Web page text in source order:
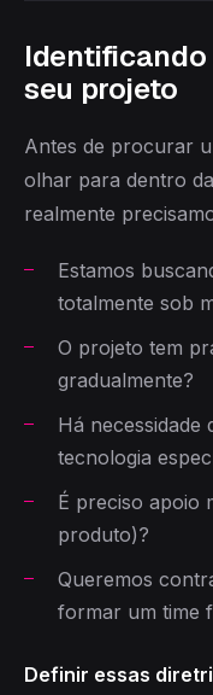
Identificando
seu projeto
Antes de procurar
olhar para dentro
realmente
Estamos
totalmente sob
O projeto tem
gradualmente?
Há necessidade
tecnologia
É preciso apoio
produto)?
Queremos
formar um time
Definir essas